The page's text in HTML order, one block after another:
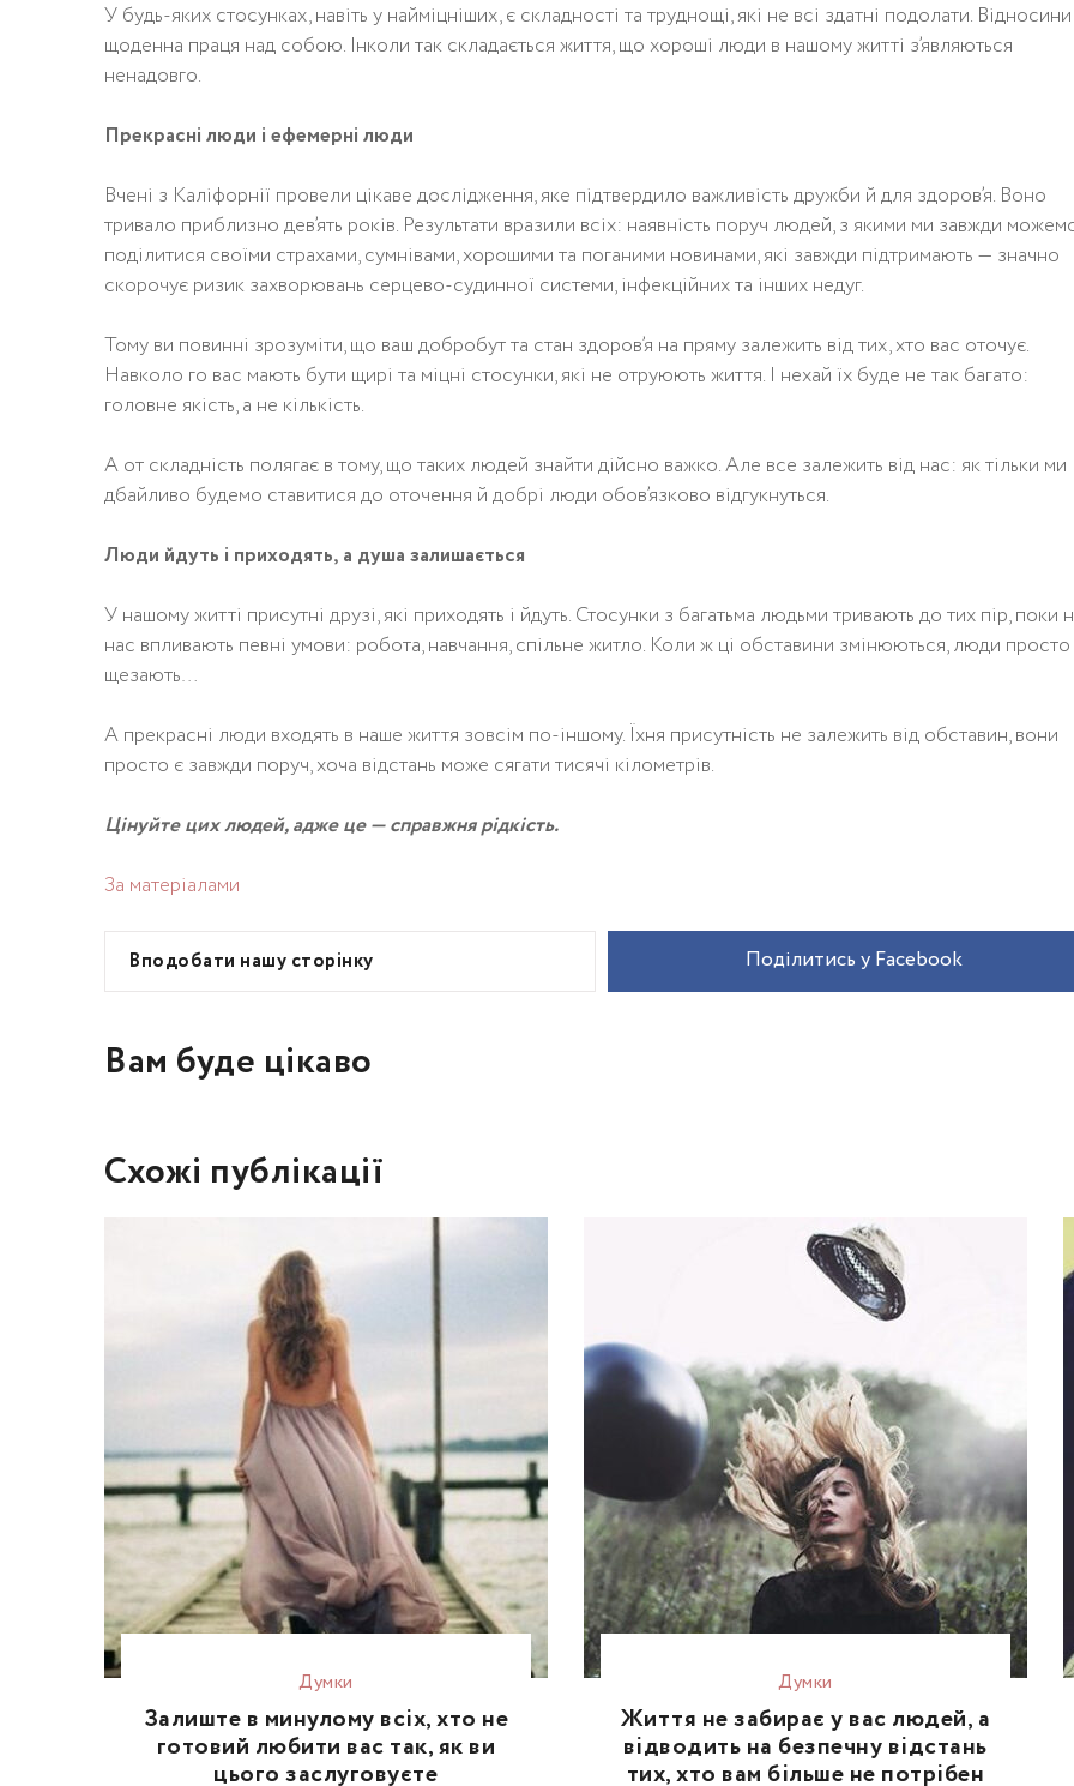
У будь-яких стосунках, навіть у найміцніших, є складності та труднощі, які не всі здатні подолати.
щоденна праця над собою. Інколи так складається життя, що хороші люди в нашому житті з’являються
ненадовго.
Прекрасні люди і ефемерні люди
Вчені з Каліфорнії провели цікаве дослідження, яке підтвердило важливість дружби й для здоров’я. Воно
тривало приблизно дев’ять років. Результати вразили всіх: наявність поруч людей, з якими ми завжди
поділитися своїми страхами, сумнівами, хорошими та поганими новинами, які завжди підтримають — значно
скорочує ризик захворювань серцево-судинної системи, інфекційних та інших недуг.
Тому ви повинні зрозуміти, що ваш добробут та стан здоров’я на пряму залежить від тих, хто вас оточує.
Навколо го вас мають бути щирі та міцні стосунки, які не отруюють життя. І нехай їх буде не так багато:
головне якість, а не кількість.
А от складність полягає в тому, що таких людей знайти дійсно важко. Але все залежить від нас: як тільки ми
дбайливо будемо ставитися до оточення й добрі люди обов’язково відгукнуться.
Люди йдуть і приходять, а душа залишається
У нашому житті присутні друзі, які приходять і йдуть. Стосунки з багатьма людьми тривають до тих пір, поки
нас впливають певні умови: робота, навчання, спільне житло. Коли ж ці обставини змінюються, люди просто
щезають…
А прекрасні люди входять в наше життя зовсім по-іншому. Їхня присутність не залежить від обставин, вони
просто є завжди поруч, хоча відстань може сягати тисячі кілометрів.
Цінуйте цих людей, адже це — справжня рідкість.
За матеріалами
Вподобати нашу сторінку Поділитись у Facebook
Вам буде цікаво
Схожі публікації
Думки
Залиште в минулому всіх, хто не
готовий любити вас так, як ви
цього заслуговуєте
Думки
Життя не забирає у вас людей, а
відводить на безпечну відстань
тих, хто вам більше не потрібен